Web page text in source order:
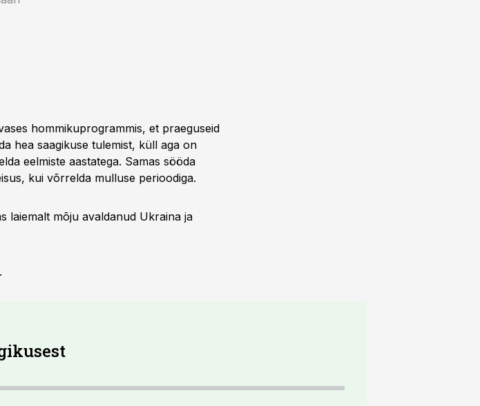
hommikuprogrammis, et praeguseid
hea saagikuse tulemist, küll aga on
eelmiste aastatega. Samas sööda
kui võrrelda mulluse perioodiga.
laiemalt mõju avaldanud Ukraina ja